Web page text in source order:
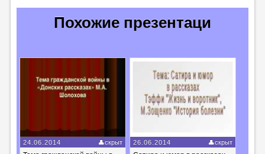
Похожие презентаци
24.06.2014 скрыт 26.06.2014 скрыт